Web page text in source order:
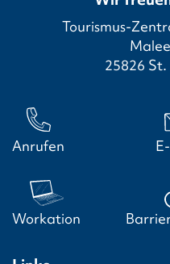
Tourismus-
25826
Anrufen
Workation